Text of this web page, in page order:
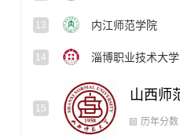
13 内江师范学院
14 淄博职业技术大学
山西师范大学